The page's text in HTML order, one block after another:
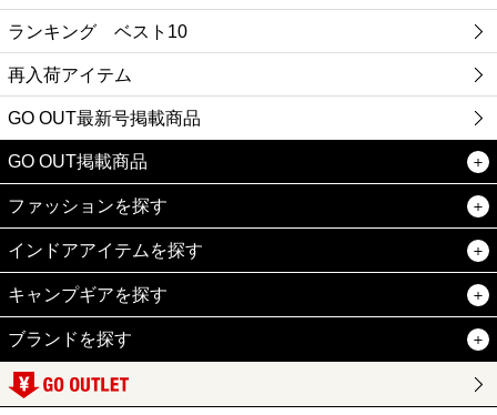
ランキング ベスト10
再入荷アイテム
GO OUT最新号掲載商品
GO OUT掲載商品
ファッションを探す
インドアアイテムを探す
キャンプギアを探す
ブランドを探す